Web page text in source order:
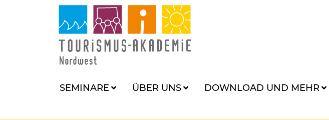
SEMINARE ÜBER UNS DOWNLOAD UND MEHR